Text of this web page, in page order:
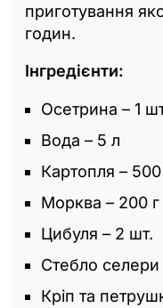
приготування
годин.
Інгредієнти:
Осетрина – 1
Вода – 5 л
Картопля – 500
Морква – 200 г
Цибуля – 2 шт.
Стебло селери
Кріп та